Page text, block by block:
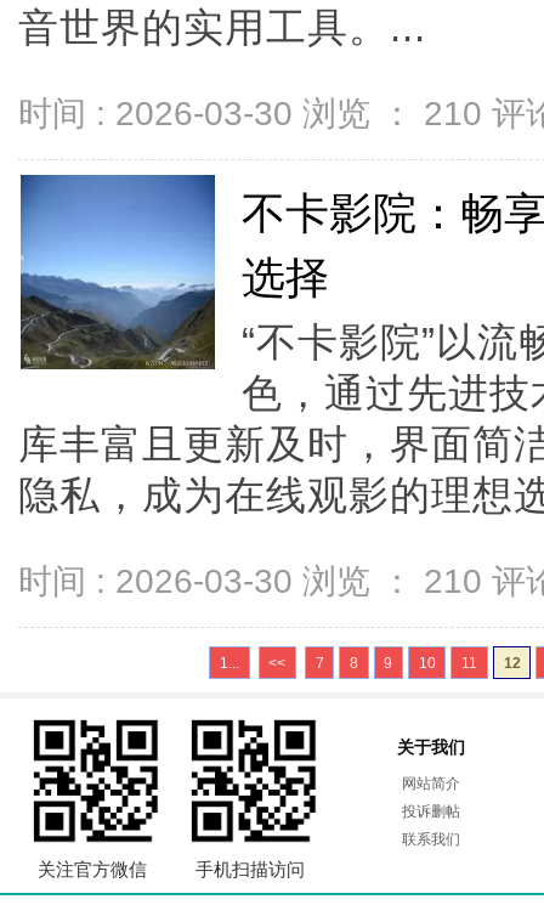
音世界的实用工具。...
时间 : 2026-03-30 浏览 ： 210 评
不卡影院：畅
选择
“不卡影院”以
色，通过先进
库丰富且更新及时，界面简
隐私，成为在线观影的理想
时间 : 2026-03-30 浏览 ： 210 评
1... << 7 8 9 10 11 12
关注官方微信 手机扫描访问
关于我们
网站简介
投诉删帖
联系我们